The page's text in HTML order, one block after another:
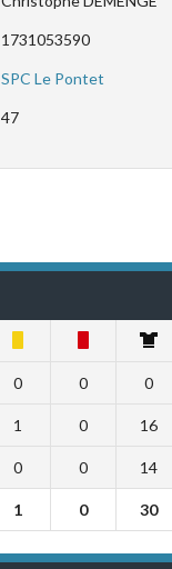
1731053590
SPC Le Pontet
47
0 0 0
1 0 16
0 0 14
1 0 30